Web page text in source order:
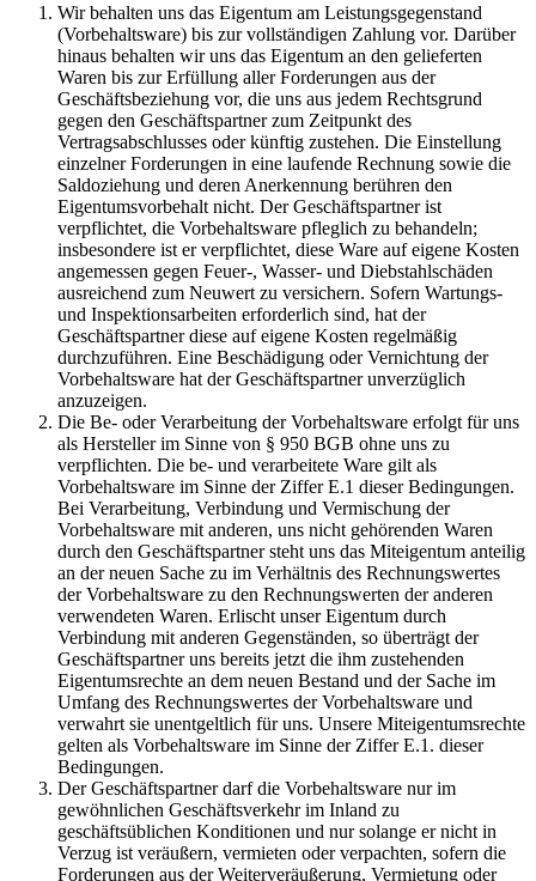
Wir behalten uns das Eigentum am Leistungsgegenstand
(Vorbehaltsware) bis zur vollständigen Zahlung vor. Darüber
hinaus behalten wir uns das Eigentum an den gelieferten
Waren bis zur Erfüllung aller Forderungen aus der
Geschäftsbeziehung vor, die uns aus jedem Rechtsgrund
gegen den Geschäftspartner zum Zeitpunkt des
Vertragsabschlusses oder künftig zustehen. Die Einstellung
einzelner Forderungen in eine laufende Rechnung sowie die
Saldoziehung und deren Anerkennung berühren den
Eigentumsvorbehalt nicht. Der Geschäftspartner ist
verpflichtet, die Vorbehaltsware pfleglich zu behandeln;
insbesondere ist er verpflichtet, diese Ware auf eigene Kosten
angemessen gegen Feuer-, Wasser- und Diebstahlschäden
ausreichend zum Neuwert zu versichern. Sofern Wartungs-
und Inspektionsarbeiten erforderlich sind, hat der
Geschäftspartner diese auf eigene Kosten regelmäßig
durchzuführen. Eine Beschädigung oder Vernichtung der
Vorbehaltsware hat der Geschäftspartner unverzüglich
anzuzeigen.
Die Be- oder Verarbeitung der Vorbehaltsware erfolgt für uns
als Hersteller im Sinne von § 950 BGB ohne uns zu
verpflichten. Die be- und verarbeitete Ware gilt als
Vorbehaltsware im Sinne der Ziffer E.1 dieser Bedingungen.
Bei Verarbeitung, Verbindung und Vermischung der
Vorbehaltsware mit anderen, uns nicht gehörenden Waren
durch den Geschäftspartner steht uns das Miteigentum anteilig
an der neuen Sache zu im Verhältnis des Rechnungswertes
der Vorbehaltsware zu den Rechnungswerten der anderen
verwendeten Waren. Erlischt unser Eigentum durch
Verbindung mit anderen Gegenständen, so überträgt der
Geschäftspartner uns bereits jetzt die ihm zustehenden
Eigentumsrechte an dem neuen Bestand und der Sache im
Umfang des Rechnungswertes der Vorbehaltsware und
verwahrt sie unentgeltlich für uns. Unsere Miteigentumsrechte
gelten als Vorbehaltsware im Sinne der Ziffer E.1. dieser
Bedingungen.
Der Geschäftspartner darf die Vorbehaltsware nur im
gewöhnlichen Geschäftsverkehr im Inland zu
geschäftsüblichen Konditionen und nur solange er nicht in
Verzug ist veräußern, vermieten oder verpachten, sofern die
Forderungen aus der Weiterveräußerung, Vermietung oder